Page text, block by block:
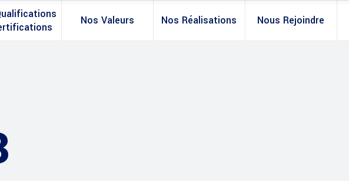
Nos Valeurs Nos Réalisations Nous Rejoindre